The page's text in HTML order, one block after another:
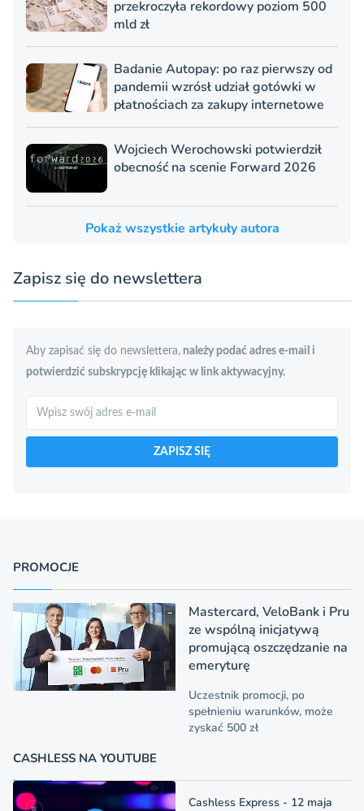
przekroczyła rekordowy poziom 500
mld zł
Badanie Autopay: po raz pierwszy od
pandemii wzrósł udział gotówki w
płatnościach za zakupy internetowe
Wojciech Werochowski potwierdził
obecność na scenie Forward 2026
Pokaż wszystkie artykuły autora
Zapisz się do newslettera
Aby zapisać się do newslettera, należy podać adres e-mail i
potwierdzić subskrypcję klikając w link aktywacyjny.
ZAPISZ SIĘ
PROMOCJE
Mastercard, VeloBank i Pru
ze wspólną inicjatywą
promującą oszczędzanie na
emeryturę
Uczestnik promocji, po
spełnieniu warunków, może
zyskać 500 zł
CASHLESS NA YOUTUBE
Cashless Express - 12 maja